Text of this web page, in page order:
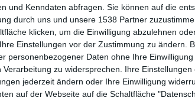
und Kenndaten abfragen. Sie können auf die
durch uns und unsere 1538 Partner
klicken, um die Einwilligung abzulehnen
Einstellungen vor der Zustimmung zu ändern.
personenbezogener Daten ohne Ihre
Verarbeitung zu widersprechen. Ihre
jederzeit ändern oder Ihre Einwilligung
auf der Webseite auf die Schaltfläche
Erfolg zu bringen. Apple hat Fehler, wie
beschreiben und bittet Betroffene, sich mit
haben, heißt es weiterhin, auf eine Lösung